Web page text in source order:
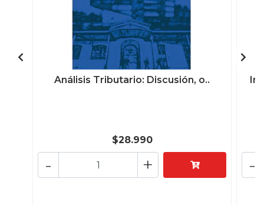
Análisis Tributario: Discusión, o..
$28.990
+
- -